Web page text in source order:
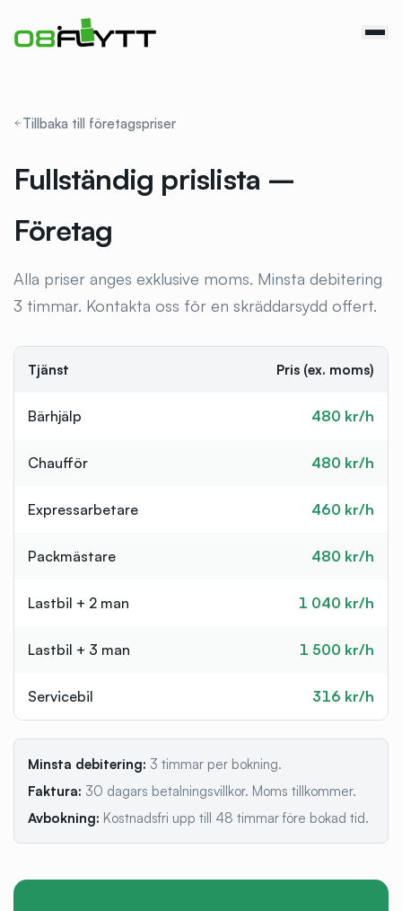
Tillbaka till företagspriser
Fullständig prislista –
Företag
Alla priser anges exklusive moms. Minsta debitering
3 timmar. Kontakta oss för en skräddarsydd offert.
Tjänst Pris (ex. moms)
Bärhjälp 480 kr/h
Chaufför 480 kr/h
Expressarbetare 460 kr/h
Packmästare 480 kr/h
Lastbil + 2 man 1 040 kr/h
Lastbil + 3 man 1 500 kr/h
Servicebil 316 kr/h
Minsta debitering: 3 timmar per bokning.
Faktura: 30 dagars betalningsvillkor. Moms tillkommer.
Avbokning: Kostnadsfri upp till 48 timmar före bokad tid.